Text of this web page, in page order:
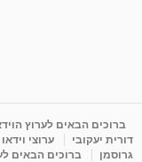
ליסה גרוסמן -
וריכוז ברעננה -
מאת admin 11 שנים 3,649 צפיותברוכים הבאים לערוץ
דורית יעקובי
ערוצי
גרוסמן
ברוכים הבאים